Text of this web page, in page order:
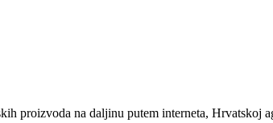
proizvoda na daljinu putem interneta, Hrvatskoj